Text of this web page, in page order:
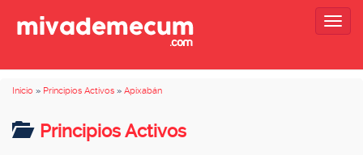
Inicio » Principios Activos » Apixabán
Principios Activos